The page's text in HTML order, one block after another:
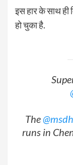
इस हार के साथ ही
हो चुका है.
The
runs in